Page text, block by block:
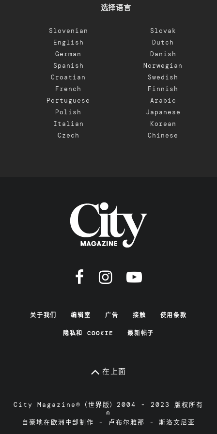
选择语言
Slovenian
English
German
Spanish
Croatian
French
Portuguese
Polish
Italian
Czech
Slovak
Dutch
Danish
Norwegian
Swedish
Finnish
Arabic
Japanese
Korean
Chinese
关于我们 编辑室 广告 接触 使用条款
隐私和 COOKIE 最新帖子
在上面
City Magazine®（世界版）2004 - 2023 版权所有
©
自豪地在欧洲中部制作 - 卢布尔雅那 - 斯洛文尼亚